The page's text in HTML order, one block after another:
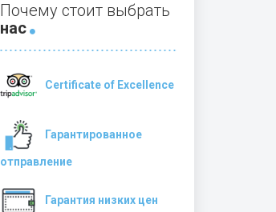
Почему стоит выбрать
нас
Certificate of Excellence
Гарантированное
отправление
Гарантия низких цен